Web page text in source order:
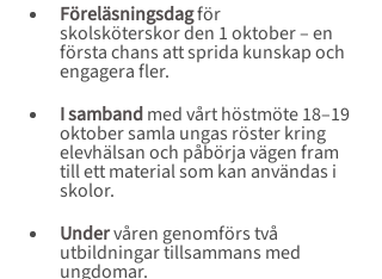
Föreläsningsdag för
skolsköterskor den 1 oktober – en
första chans att sprida kunskap och
engagera fler.
I sambandmed vårt höstmöte 18–19
oktober samla ungas röster kring
elevhälsan och påbörja vägen fram
till ett material som kan användas i
skolor.
Undervåren genomförs två
utbildningar tillsammans med
ungdomar.